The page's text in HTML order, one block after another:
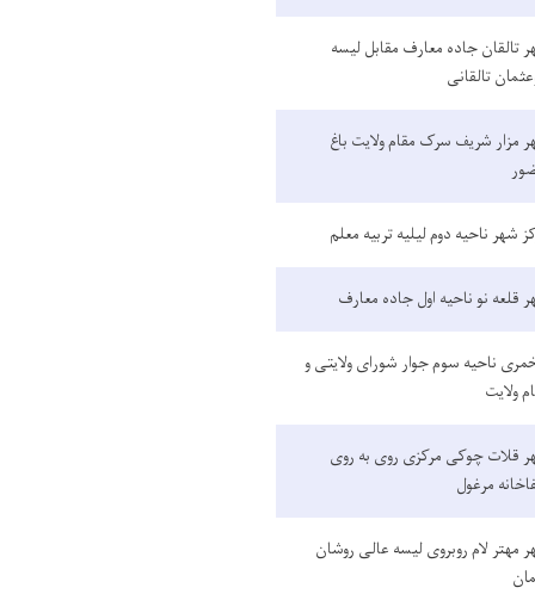
تالقان جاده معارف مقابل لیسه
تالقانی
مزار شریف سرک مقام ولایت باغ
شهر ناحیه دوم لیلیه تربیه معلم
قلعه نو ناحیه اول جاده معارف
ناحیه سوم جوار شورای ولایتی و
ولایت
قلات چوکی مرکزی روی به روی
مرغول
مهتر لام روبروی لیسه عالی روشان